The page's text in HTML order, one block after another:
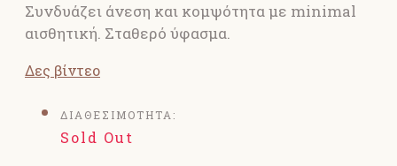
Συνδυάζει άνεση και κομψότητα με minimal
αισθητική. Σταθερό ύφασμα.
Δες βίντεο
ΔΙΑΘΕΣΙΜΟΤΗΤΑ:
Sold Out